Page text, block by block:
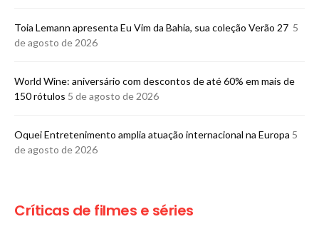
Toia Lemann apresenta Eu Vim da Bahia, sua coleção Verão 27 5
de agosto de 2026
World Wine: aniversário com descontos de até 60% em mais de
150 rótulos 5 de agosto de 2026
Oquei Entretenimento amplia atuação internacional na Europa 5
de agosto de 2026
Críticas de filmes e séries